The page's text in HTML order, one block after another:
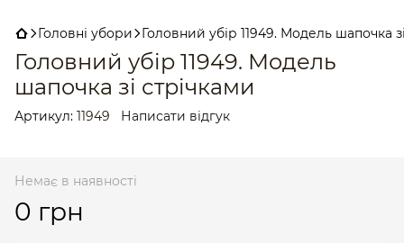
Головні убори Головний убір 11949. Модель шапочка
Головний убір 11949. Модель
шапочка зі стрічками
Артикул: 11949 Написати відгук
Немає в наявності
0 грн